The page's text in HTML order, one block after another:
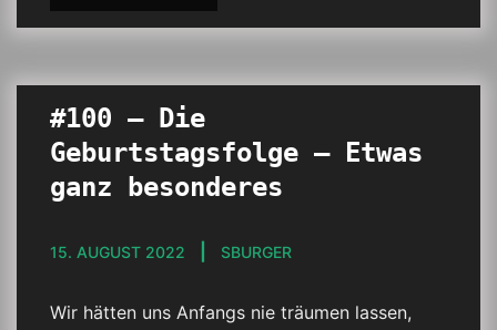
#100 – Die
Geburtstagsfolge – Etwas
ganz besonderes
15. AUGUST 2022 SBURGER
Wir hätten uns Anfangs nie träumen lassen,